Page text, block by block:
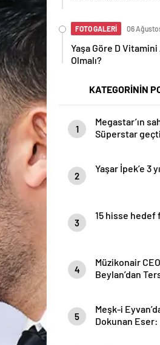
FOTO GALERİ 06
Yaşa Göre D Vitamini
Olmalı?
KATEGORİNİN
1
Megastar’ın
Süperstar geçti
2
Yaşar İpek’e 3
3
15 hisse hedef
4
Müzikonair
Beylan’dan
5
Meşk-i
Dokunan